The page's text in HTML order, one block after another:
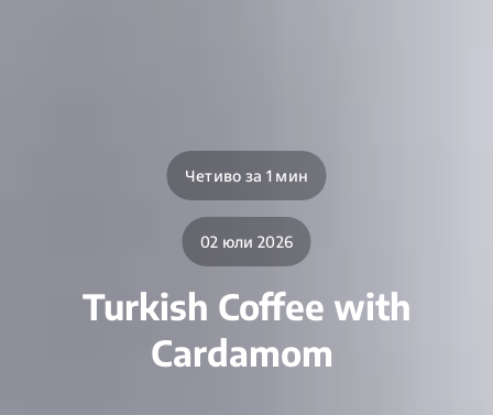
Четиво за 1 мин
02 юли 2026
Turkish Coffee with
Cardamom